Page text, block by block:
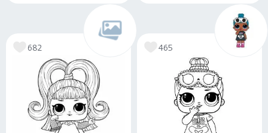
682 465